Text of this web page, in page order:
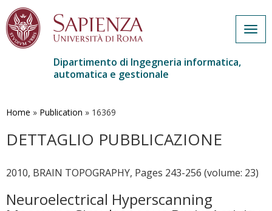
contenuto
Dipartimento di Ingegneria informatica,
automatica e gestionale
Home » Publication » 16369
DETTAGLIO PUBBLICAZIONE
2010, BRAIN TOPOGRAPHY, Pages 243-256 (volume: 23)
Neuroelectrical Hyperscanning